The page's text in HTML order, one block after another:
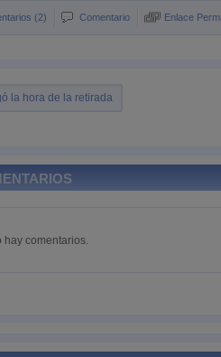
(2) Comentario Enlace
la hora de la retirada
hay comentarios.